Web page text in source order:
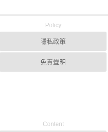
Policy
隱私政策
免責聲明
Content